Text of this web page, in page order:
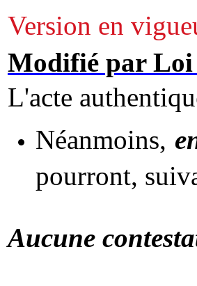
Version en
Modifié par Loi
L'acte
Néanmoins,
pourront,
Aucune